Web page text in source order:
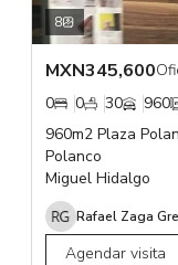
8
MXN345,600
0
0 30
960
960m2 Plaza
Polanco
Miguel Hidalgo
Rafael Zaga
Agendar visita